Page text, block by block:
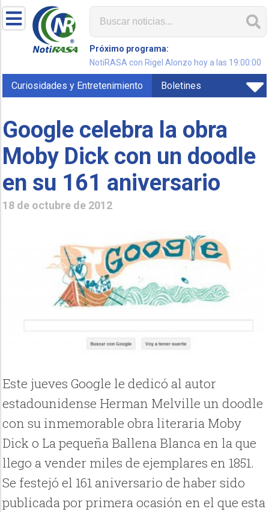
Próximo programa:
NotiRASA con Rigel Alonzo hoy a las 19:00:00
Curiosidades y Entretenimiento Boletines
Google celebra la obra
Moby Dick con un doodle
en su 161 aniversario
18 de octubre de 2012
Este jueves Google le dedicó al autor
estadounidense Herman Melville un doodle
con su inmemorable obra literaria Moby
Dick o La pequeña Ballena Blanca en la que
llego a vender miles de ejemplares en 1851.
Se festejó el 161 aniversario de haber sido
publicada por primera ocasión en el que esta